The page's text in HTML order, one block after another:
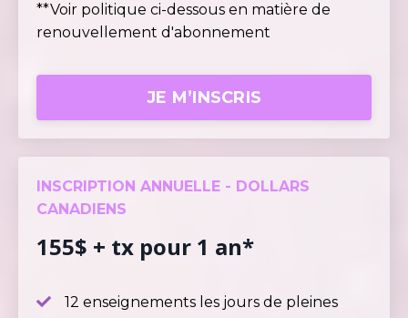
**Voir politique ci-dessous en matière de
renouvellement d'abonnement
JE M’INSCRIS
INSCRIPTION ANNUELLE - DOLLARS
CANADIENS
155$ + tx pour 1 an*
12 enseignements les jours de pleines